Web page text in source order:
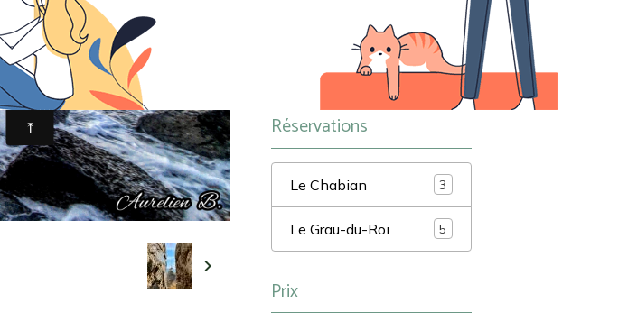
Le Grau-du-Roi
Port-Camargue
Réservations
Le Chabian 3
Le Grau-du-Roi 5
Prix